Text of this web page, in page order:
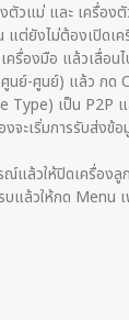
ตัวแม่ และ เครื่อง
ต่ยังไม่ต้องเปิดเ
ครื่องมือ แล้วเลื่อ
นย์-ศูนย์) แล้ว กด
Type) เป็น P2P
จะเริ่มการรับส่ง
ณ์แล้วให้ปิดเครื่อง
แล้วให้กด Menu